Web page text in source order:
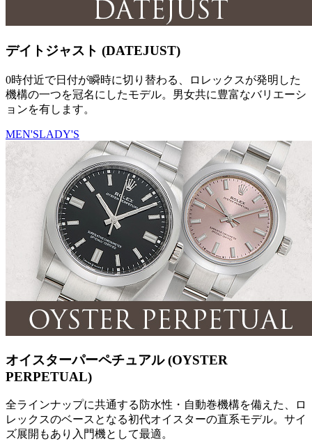
デイトジャスト (DATEJUST)
0時付近で日付が瞬時に切り替わる、ロレックスが発明した
機構の一つを冠名にしたモデル。男女共に豊富なバリエーシ
ョンを有します。
MEN'SLADY'S
オイスターパーペチュアル (OYSTER
PERPETUAL)
全ラインナップに共通する防水性・自動巻機構を備えた、ロ
レックスのベースとなる初代オイスターの直系モデル。サイ
ズ展開もあり入門機として最適。